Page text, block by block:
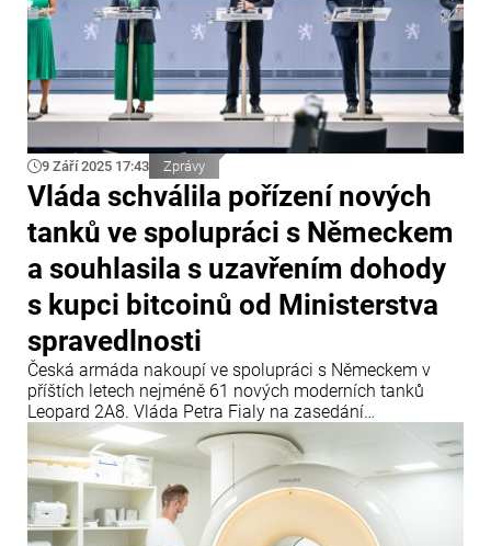
9 Září 2025 17:43 Zprávy
Vláda schválila pořízení nových
tanků ve spolupráci s Německem
a souhlasila s uzavřením dohody
s kupci bitcoinů od Ministerstva
spravedlnosti
Česká armáda nakoupí ve spolupráci s Německem v
příštích letech nejméně 61 nových moderních tanků
Leopard 2A8. Vláda Petra Fialy na zasedání
odsouhlasila, že se Česká republika závazně připojí k
rámcové dohodě německého Ministerstva obrany s
výrobcem KNDS Deutschland GmbH & Co.